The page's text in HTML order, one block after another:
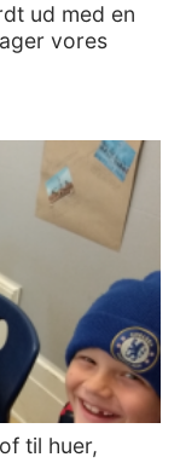
ud med en
vores
til huer,